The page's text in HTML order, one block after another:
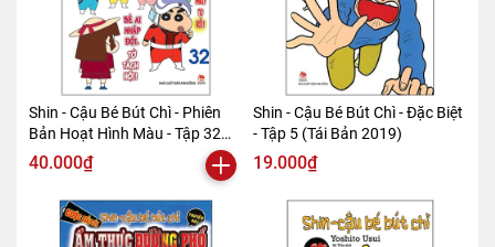
Shin - Cậu Bé Bút Chì - Phiên
Bản Hoạt Hình Màu - Tập 32
(Tái Bản 2019)
40.000₫
Shin - Cậu Bé Bút Chì - Đặc Biệt
- Tập 5 (Tái Bản 2019)
19.000₫